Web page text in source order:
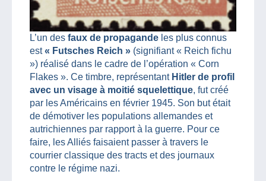
L’un des faux de propagande les plus connus
est« Futsches Reich » (signifiant « Reich fichu
») réalisé dans le cadre de l’opération « Corn
Flakes ». Ce timbre, représentantHitler de profil
avec un visage à moitié squelettique, fut créé
par les Américains en février 1945. Son but était
de démotiver les populations allemandes et
autrichiennes par rapport à la guerre. Pour ce
faire, les Alliés faisaient passer à travers le
courrier classique des tracts et des journaux
contre le régime nazi.